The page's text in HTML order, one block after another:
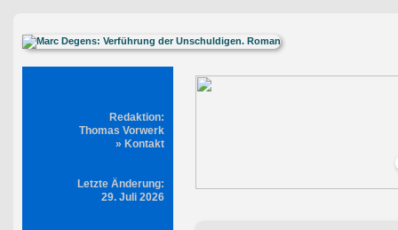
Redaktion:
Thomas Vorwerk
» Kontakt
Letzte Änderung:
29. Juli 2026